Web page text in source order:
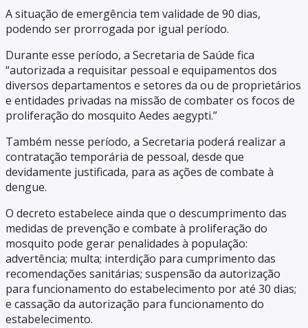
A situação de emergência tem validade de 90 dias,
podendo ser prorrogada por igual período.
Durante esse período, a Secretaria de Saúde fica
“autorizada a requisitar pessoal e equipamentos dos
diversos departamentos e setores da ou de proprietários
e entidades privadas na missão de combater os focos de
proliferação do mosquito Aedes aegypti.”
Também nesse período, a Secretaria poderá realizar a
contratação temporária de pessoal, desde que
devidamente justificada, para as ações de combate à
dengue.
O decreto estabelece ainda que o descumprimento das
medidas de prevenção e combate à proliferação do
mosquito pode gerar penalidades à população:
advertência; multa; interdição para cumprimento das
recomendações sanitárias; suspensão da autorização
para funcionamento do estabelecimento por até 30 dias;
e cassação da autorização para funcionamento do
estabelecimento.